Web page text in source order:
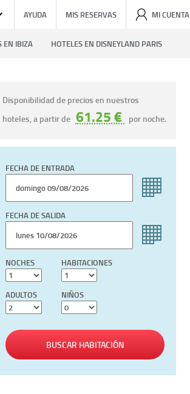
AYUDA MIS RESERVAS MI CUENTA
EN IBIZA HOTELES EN DISNEYLAND PARIS
Disponibilidad de precios en nuestros
hoteles, a partir de 61.25 € por noche.
FECHA DE ENTRADA
FECHA DE SALIDA
NOCHES HABITACIONES
ADULTOS NIÑOS
BUSCAR HABITACIÓN